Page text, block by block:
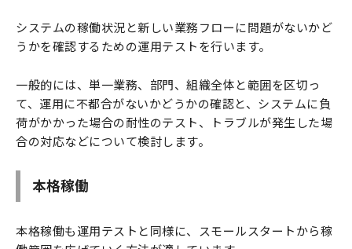
システムの稼働状況と新しい業務フローに問題がないかど
うかを確認するための運用テストを行います。
一般的には、単一業務、部門、組織全体と範囲を区切っ
て、運用に不都合がないかどうかの確認と、システムに負
荷がかかった場合の耐性のテスト、トラブルが発生した場
合の対応などについて検討します。
本格稼働
本格稼働も運用テストと同様に、スモールスタートから稼